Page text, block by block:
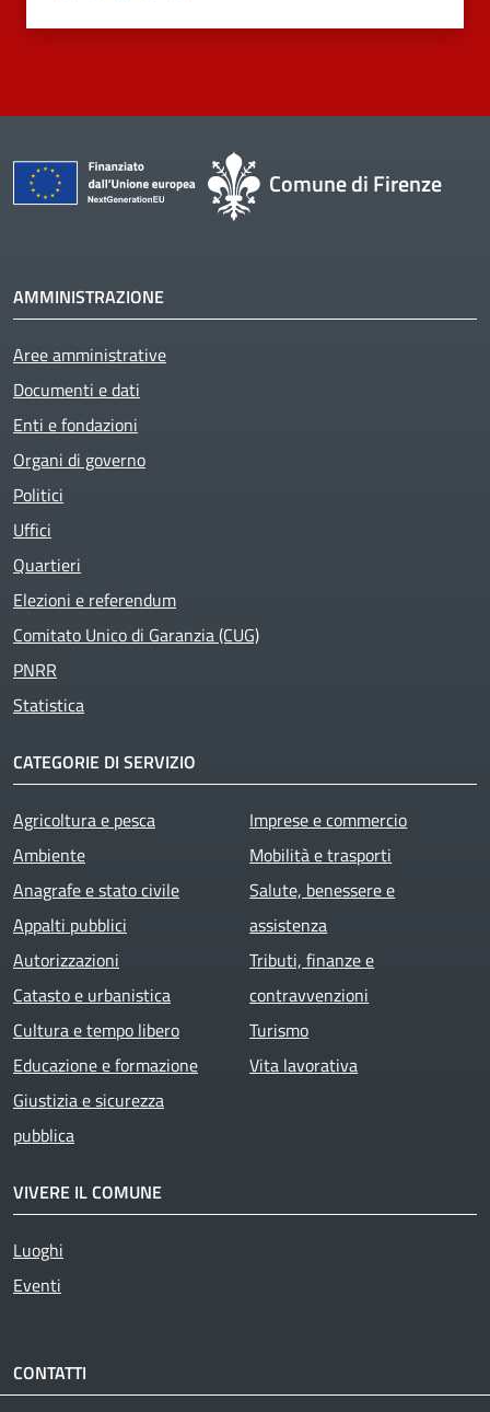
Comune di Firenze
AMMINISTRAZIONE
Aree amministrative
Documenti e dati
Enti e fondazioni
Organi di governo
Politici
Uffici
Quartieri
Elezioni e referendum
Comitato Unico di Garanzia (CUG)
PNRR
Statistica
CATEGORIE DI SERVIZIO
Agricoltura e pesca
Ambiente
Anagrafe e stato civile
Appalti pubblici
Autorizzazioni
Catasto e urbanistica
Cultura e tempo libero
Educazione e formazione
Giustizia e sicurezza
pubblica
Imprese e commercio
Mobilità e trasporti
Salute, benessere e
assistenza
Tributi, finanze e
contravvenzioni
Turismo
Vita lavorativa
VIVERE IL COMUNE
Luoghi
Eventi
CONTATTI